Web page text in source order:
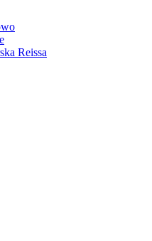
Reissa